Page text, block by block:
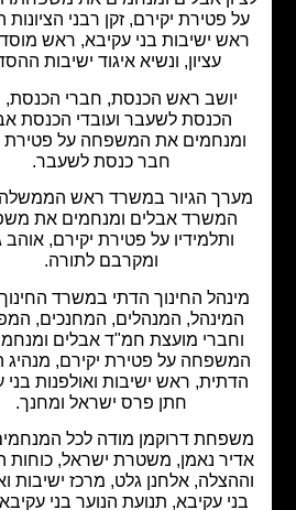
פטירת יקירם, זקן רבני הציונות הדתית,
ישיבות בני עקיבא, ראש מוסדות אור
עציון, ונשיא איגוד ישיבות ההסדר.
יושב ראש הכנסת, חברי הכנסת, חברי
הכנסת לשעבר ועובדי הכנסת אבלים
את המשפחה על פטירת יקירם,
חבר כנסת לשעבר.
הגיור במשרד ראש הממשלה ועובדי
המשרד אבלים ומנחמים את משפחתו
ותלמידיו על פטירת יקירם, אוהב גרים
ומקרבם לתורה.
החינוך הדתי במשרד החינוך, ראשי
המנהלים, המחנכים, המפקחים
מועצת חמ"ד אבלים ומנחמים את
על פטירת יקירם, מנהיג הציונות
ראש ישיבות ואולפנות בני עקיבא,
חתן פרס ישראל ומחנך.
דרוקמן מודה לכל המנחמים ובהם
נאמן, משטרת ישראל, כוחות הביטחון
אלחנן גלט, מרכז ישיבות ואולפנות
עקיבא, תנועת הנוער בני עקיבא, איגוד